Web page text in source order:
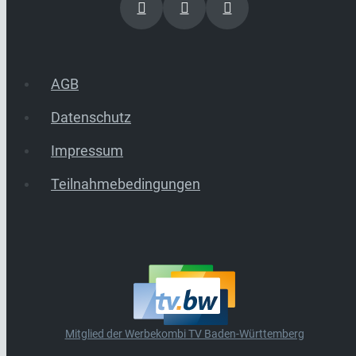
AGB
Datenschutz
Impressum
Teilnahmebedingungen
Mitglied der Werbekombi TV Baden-Württemberg